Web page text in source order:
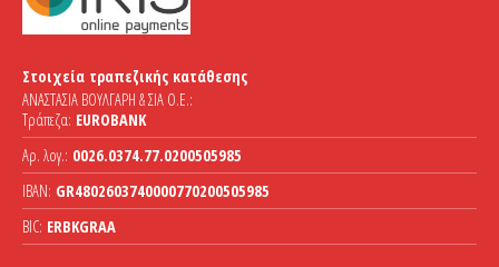
Στοιχεία τραπεζικής κατάθεσης
ΑΝΑΣΤΑΣΙΑ ΒΟΥΛΓΑΡΗ & ΣΙΑ Ο.Ε.:
Τράπεζα: EUROBANK
Αρ. λογ.: 0026.0374.77.0200505985
IBAN: GR4802603740000770200505985
BIC: ERBKGRAA